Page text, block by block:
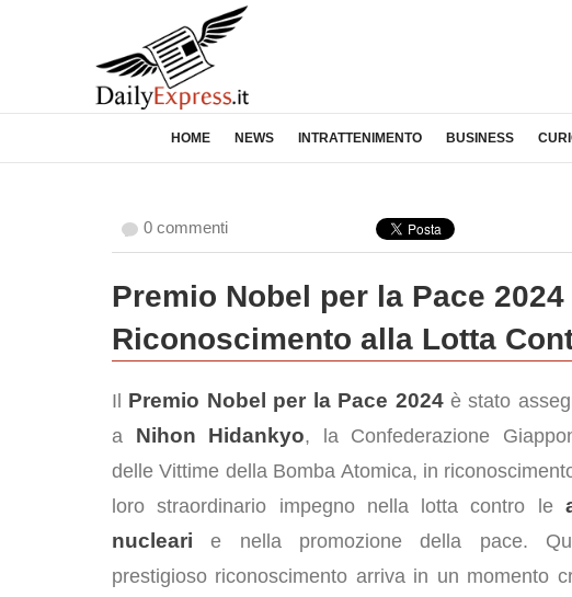
HOME NEWS INTRATTENIMENTO BUSINESS
0 commenti
Premio Nobel per la Pace
Riconoscimento alla Lotta
Il Premio Nobel per la Pace 2024è stato
a Nihon Hidankyo, la Confederazione
delle Vittime della Bomba Atomica, in
loro straordinario impegno nella lotta contro le
nucleari e nella promozione della pace.
prestigioso riconoscimento arriva in un momento